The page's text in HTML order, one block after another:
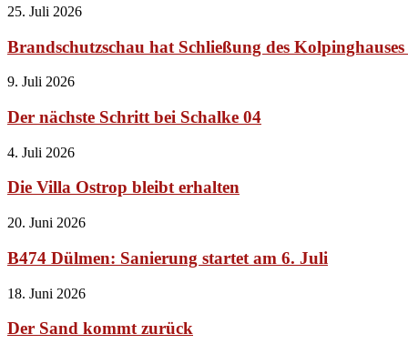
25. Juli 2026
Brandschutzschau hat Schließung des
9. Juli 2026
Der nächste Schritt bei Schalke 04
4. Juli 2026
Die Villa Ostrop bleibt erhalten
20. Juni 2026
B474 Dülmen: Sanierung startet am 6. Juli
18. Juni 2026
Der Sand kommt zurück